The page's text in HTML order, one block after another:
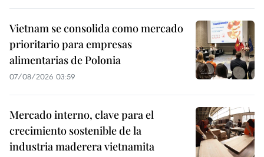
Vietnam se consolida como mercado
prioritario para empresas
alimentarias de Polonia
07/08/2026 03:59
Mercado interno, clave para el
crecimiento sostenible de la
industria maderera vietnamita